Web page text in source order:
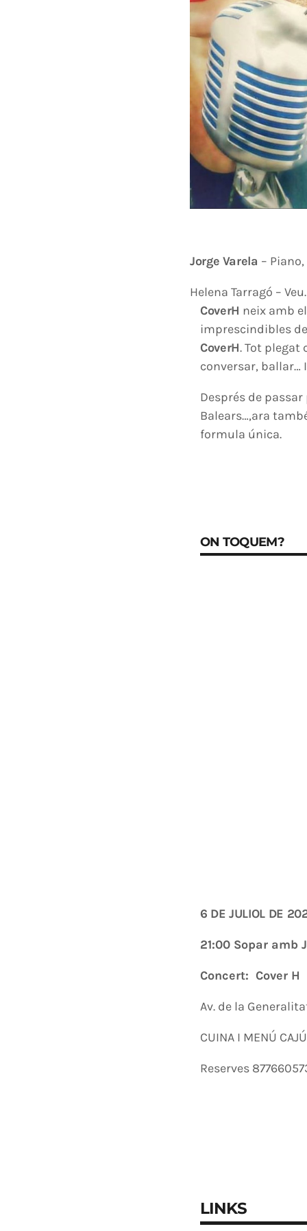
Jorge Varela – Piano,
Helena Tarragó – Veu.
CoverH neix amb
imprescindibles
CoverH. Tot plegat
conversar, ballar…
Després de
Balears…,ara
formula única.
ON TOQUEM?
6 DE JULIOL DE
21:00 Sopar amb
Concert: Cover H
Av. de la
CUINA I MENÚ
Reserves
LINKS